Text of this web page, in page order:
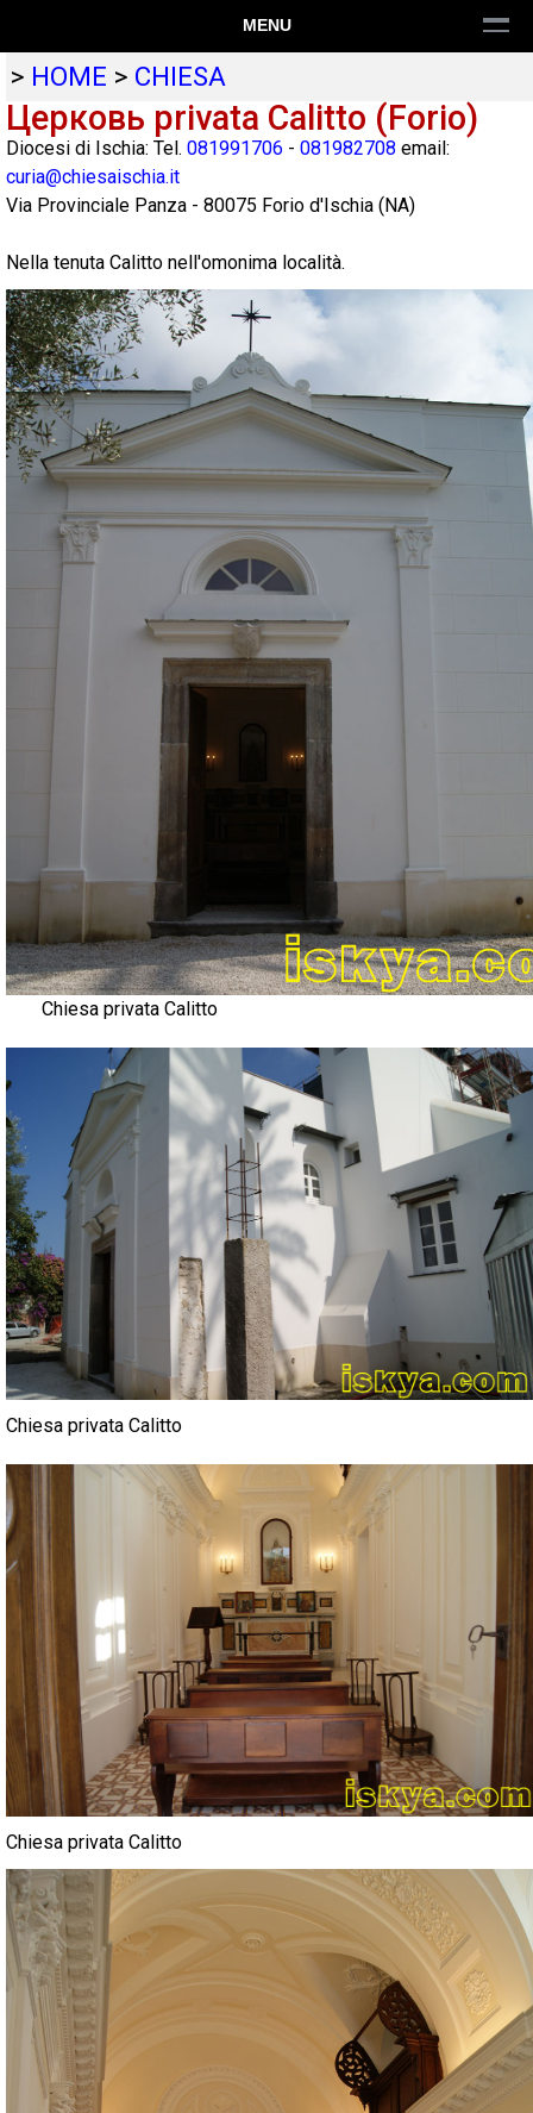
MENU
> HOME > CHIESA
Церковь privata Calitto (Forio)
Diocesi di Ischia: Tel. 081991706 - 081982708 email:
curia@chiesaischia.it
Via Provinciale Panza - 80075 Forio d'Ischia (NA)
Nella tenuta Calitto nell'omonima località.
Chiesa privata Calitto
Chiesa privata Calitto
Chiesa privata Calitto